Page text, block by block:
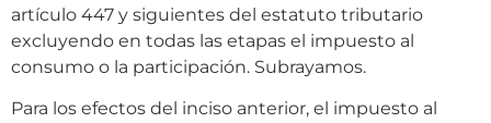
artículo 447 y siguientes del estatuto tributario
excluyendo en todas las etapas el impuesto al
consumo o la participación. Subrayamos.
Para los efectos del inciso anterior, el impuesto al